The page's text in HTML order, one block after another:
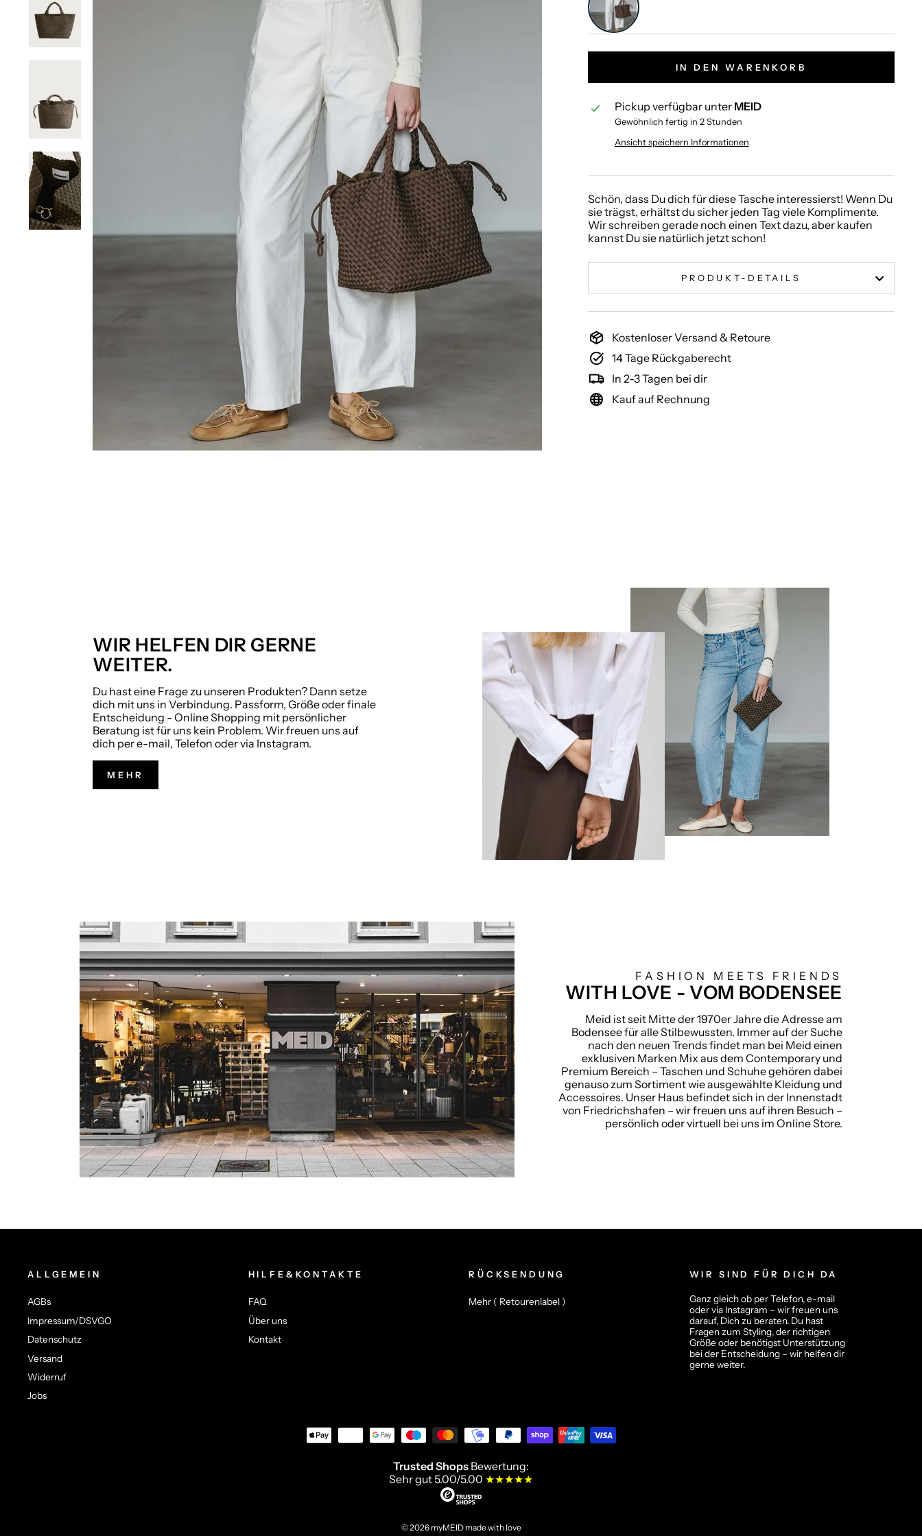
IN DEN WARENKORB
Pickup verfügbar unter MEID
Gewöhnlich fertig in 2 Stunden
Ansicht speichern Informationen
Schön, dass Du dich für diese Tasche interessierst! Wenn Du
sie trägst, erhältst du sicher jeden Tag viele Komplimente.
Wir schreiben gerade noch einen Text dazu, aber kaufen
kannst Du sie natürlich jetzt schon!
PRODUKT-DETAILS
Kostenloser Versand & Retoure
14 Tage Rückgaberecht
In 2-3 Tagen bei dir
Kauf auf Rechnung
WIR HELFEN DIR GERNE
WEITER.
Du hast eine Frage zu unseren Produkten? Dann setze
dich mit uns in Verbindung. Passform, Größe oder finale
Entscheidung - Online Shopping mit persönlicher
Beratung ist für uns kein Problem. Wir freuen uns auf
dich per e-mail, Telefon oder via Instagram.
MEHR
FASHION MEETS FRIENDS
WITH LOVE - VOM BODENSEE
Meid ist seit Mitte der 1970er Jahre die Adresse am
Bodensee für alle Stilbewussten. Immer auf der Suche
nach den neuen Trends findet man bei Meid einen
exklusiven Marken Mix aus dem Contemporary und
Premium Bereich – Taschen und Schuhe gehören dabei
genauso zum Sortiment wie ausgewählte Kleidung und
Accessoires. Unser Haus befindet sich in der Innenstadt
von Friedrichshafen – wir freuen uns auf ihren Besuch –
persönlich oder virtuell bei uns im Online Store.
ALLGEMEIN
AGBs
Impressum/DSVGO
Datenschutz
Versand
Widerruf
Jobs
HILFE&KONTAKTE
FAQ
Über uns
Kontakt
RÜCKSENDUNG
Mehr ( Retourenlabel )
WIR SIND FÜR DICH DA
Ganz gleich ob per Telefon, e-mail
oder via Instagram – wir freuen uns
darauf, Dich zu beraten. Du hast
Fragen zum Styling, der richtigen
Größe oder benötigst Unterstützung
bei der Entscheidung – wir helfen dir
gerne weiter.
Trusted Shops Bewertung:
Sehr gut 5.00/5.00 ★★★★★
© 2026 myMEID made with love